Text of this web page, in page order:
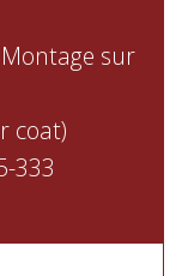
sur
coat)
333